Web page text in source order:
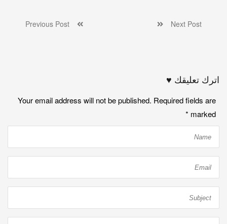
Next Post
اترك تعليقك ♥
Your email address will not be published. Required fields are
marked
*